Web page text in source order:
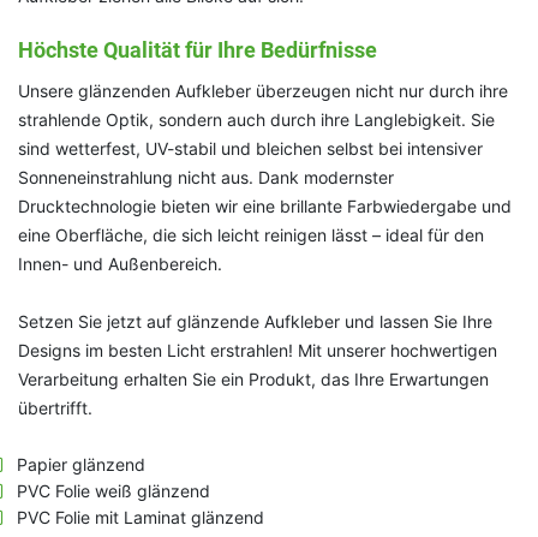
Höchste Qualität für Ihre Bedürfnisse
Unsere glänzenden Aufkleber überzeugen nicht nur durch ihre
strahlende Optik, sondern auch durch ihre Langlebigkeit. Sie
sind wetterfest, UV-stabil und bleichen selbst bei intensiver
Sonneneinstrahlung nicht aus. Dank modernster
Drucktechnologie bieten wir eine brillante Farbwiedergabe und
eine Oberfläche, die sich leicht reinigen lässt – ideal für den
Innen- und Außenbereich.
Setzen Sie jetzt auf glänzende Aufkleber und lassen Sie Ihre
Designs im besten Licht erstrahlen! Mit unserer hochwertigen
Verarbeitung erhalten Sie ein Produkt, das Ihre Erwartungen
übertrifft.
Papier glänzend
PVC Folie weiß glänzend
PVC Folie mit Laminat glänzend